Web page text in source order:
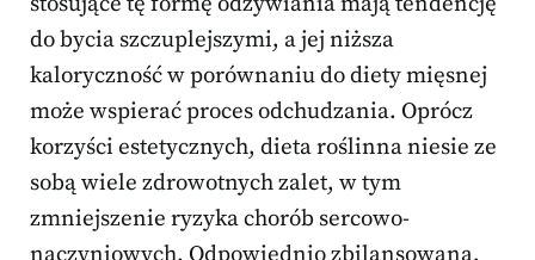
do bycia szczuplejszymi, a jej niższa
kaloryczność w porównaniu do diety mięsnej
może wspierać proces odchudzania. Oprócz
korzyści estetycznych, dieta roślinna niesie ze
sobą wiele zdrowotnych zalet, w tym
zmniejszenie ryzyka chorób sercowo-